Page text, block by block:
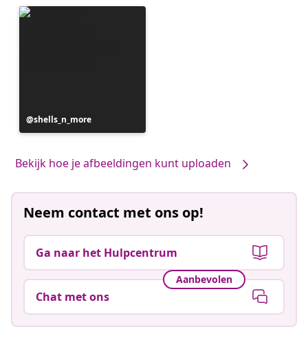
Bericht
gepubliceerd
shells_n_more
Bekijk hoe je afbeeldingen kunt uploaden
Neem contact met ons op!
Ga naar het Hulpcentrum
Aanbevolen
Chat met ons